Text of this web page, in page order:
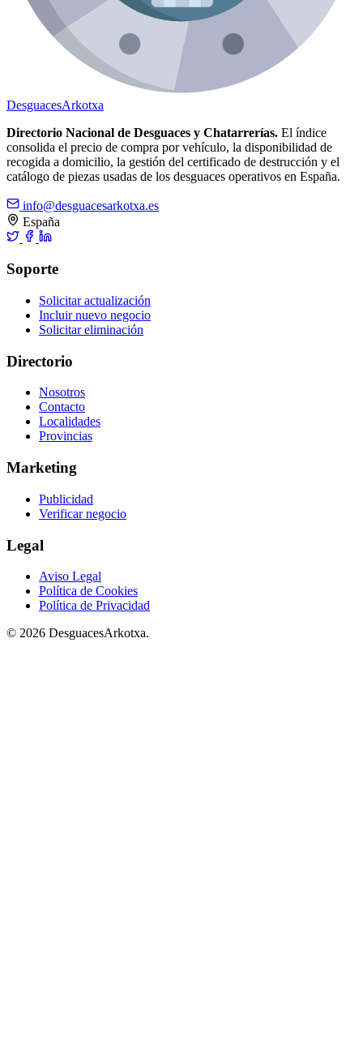
DesguacesArkotxa
Directorio Nacional de Desguaces y Chatarrerías. El índice
consolida el precio de compra por vehículo, la disponibilidad de
recogida a domicilio, la gestión del certificado de destrucción y el
catálogo de piezas usadas de los desguaces operativos en España.
info@desguacesarkotxa.es
España
Soporte
Solicitar actualización
Incluir nuevo negocio
Solicitar eliminación
Directorio
Nosotros
Contacto
Localidades
Provincias
Marketing
Publicidad
Verificar negocio
Legal
Aviso Legal
Política de Cookies
Política de Privacidad
© 2026 DesguacesArkotxa.